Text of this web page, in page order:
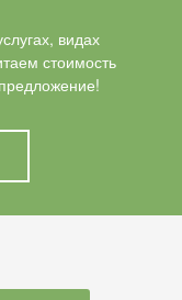
видах
стоимость